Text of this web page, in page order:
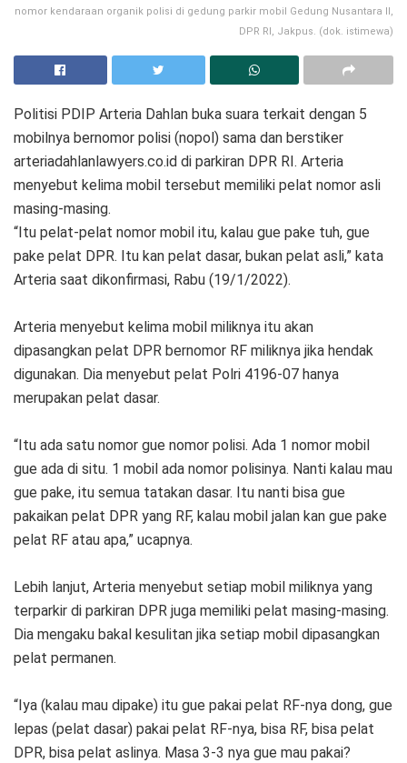
nomor kendaraan organik polisi di gedung parkir mobil Gedung Nusantara II,
DPR RI, Jakpus. (dok. istimewa)
Politisi PDIP Arteria Dahlan buka suara terkait dengan 5
mobilnya bernomor polisi (nopol) sama dan berstiker
arteriadahlanlawyers.co.id di parkiran DPR RI. Arteria
menyebut kelima mobil tersebut memiliki pelat nomor asli
masing-masing.
“Itu pelat-pelat nomor mobil itu, kalau gue pake tuh, gue
pake pelat DPR. Itu kan pelat dasar, bukan pelat asli,” kata
Arteria saat dikonfirmasi, Rabu (19/1/2022).
Arteria menyebut kelima mobil miliknya itu akan
dipasangkan pelat DPR bernomor RF miliknya jika hendak
digunakan. Dia menyebut pelat Polri 4196-07 hanya
merupakan pelat dasar.
“Itu ada satu nomor gue nomor polisi. Ada 1 nomor mobil
gue ada di situ. 1 mobil ada nomor polisinya. Nanti kalau mau
gue pake, itu semua tatakan dasar. Itu nanti bisa gue
pakaikan pelat DPR yang RF, kalau mobil jalan kan gue pake
pelat RF atau apa,” ucapnya.
Lebih lanjut, Arteria menyebut setiap mobil miliknya yang
terparkir di parkiran DPR juga memiliki pelat masing-masing.
Dia mengaku bakal kesulitan jika setiap mobil dipasangkan
pelat permanen.
“Iya (kalau mau dipake) itu gue pakai pelat RF-nya dong, gue
lepas (pelat dasar) pakai pelat RF-nya, bisa RF, bisa pelat
DPR, bisa pelat aslinya. Masa 3-3 nya gue mau pakai?